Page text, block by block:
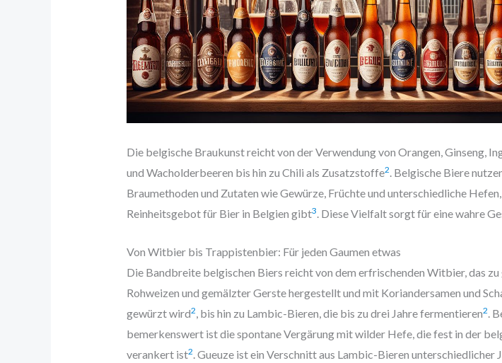
Die belgische Braukunst reicht von der Verwendung von Orangen, Ginseng,
und Wacholderbeeren bis hin zu Chili als Zusatzstoffe2 . Belgische Biere
Braumethoden und Zutaten wie Gewürze, Früchte und unterschiedliche Hefen,
Reinheitsgebot für Bier in Belgien gibt3 . Diese Vielfalt sorgt für eine wahre
Von Witbier bis Trappistenbier: Für jeden Gaumen etwas
Die Bandbreite belgischen Biers reicht von dem erfrischenden Witbier, das zu
Rohweizen und gemälzter Gerste hergestellt und mit Koriandersamen und
gewürzt wird2, bis hin zu Lambic-Bieren, die bis zu drei Jahre fermentieren2.
bemerkenswert ist die spontane Vergärung mit wilder Hefe, die fest in der
verankert ist2. Gueuze ist ein Verschnitt aus Lambic-Bieren unterschiedlicher